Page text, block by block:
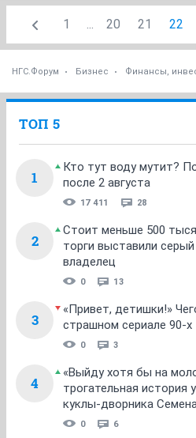
1 ... 20 21 22
НГС.Форум Бизнес Финансы,
ТОП 5
1
Кто тут воду мутит?
после 2 августа
17 411 28
2
Стоит меньше 500
торги выставили
владелец
0 13
3
«Привет, детишки!»
страшном сериале 90-х
0 3
4
«Выйду хотя бы на
трогательная история
куклы-дворника
0 6